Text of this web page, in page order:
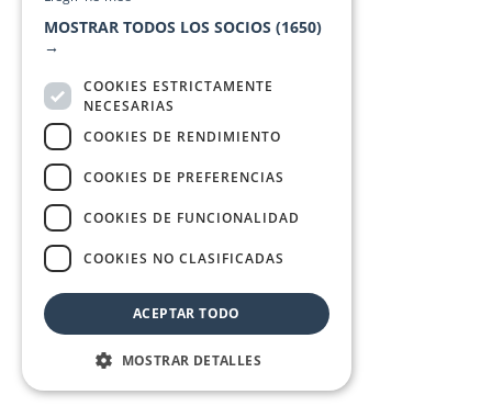
MOSTRAR TODOS LOS SOCIOS (1650)
→
COOKIES ESTRICTAMENTE
NECESARIAS
COOKIES DE RENDIMIENTO
COOKIES DE PREFERENCIAS
COOKIES DE FUNCIONALIDAD
COOKIES NO CLASIFICADAS
ACEPTAR TODO
MOSTRAR DETALLES